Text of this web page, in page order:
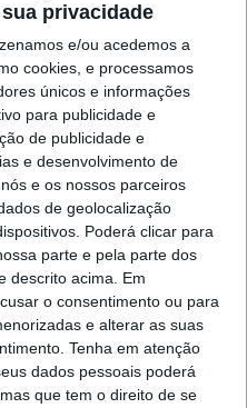
privacidade
e/ou acedemos a
cookies, e processamos
únicos e informações
para publicidade e
de publicidade e
e desenvolvimento de
e os nossos parceiros
de geolocalização
Poderá clicar para
parte e pela parte dos
descrito acima. Em
o consentimento ou para
e alterar as suas
Tenha em atenção
dados pessoais poderá
que tem o direito de se
não haverá recolha de lixo,
Viseu a apelar para que
contentores nesse dia.
façam aseparação dos
ecopontos.
que a recolha de lixo será
na Estação Diária – 96.8